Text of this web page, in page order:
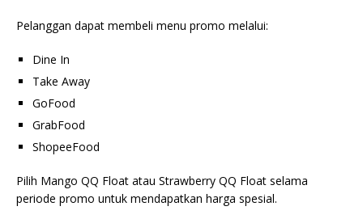
Pelanggan dapat membeli menu promo melalui:
Dine In
Take Away
GoFood
GrabFood
ShopeeFood
Pilih Mango QQ Float atau Strawberry QQ Float selama
periode promo untuk mendapatkan harga spesial.